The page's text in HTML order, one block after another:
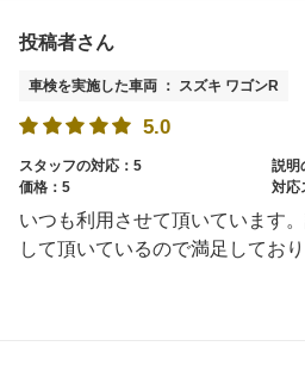
投稿者さん
車検を実施した車両 ： スズキ ワゴンR
5.0
スタッフの対応：5
説明
価格：5
対応
いつも利用させて頂いています
して頂いているので満足しており